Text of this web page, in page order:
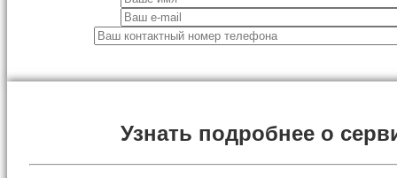
Узнать подробнее о